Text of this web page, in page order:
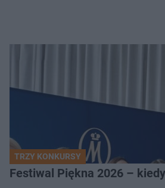
TRZY KONKURSY
Festiwal Piękna 2026 –